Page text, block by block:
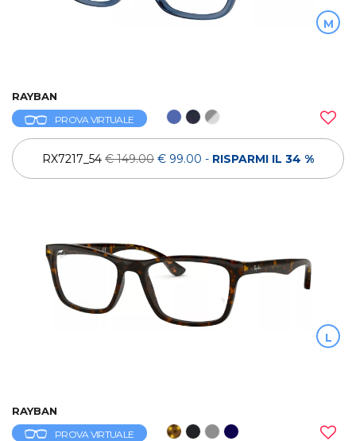
M
RAYBAN
PROVA VIRTUALE
RX7217_54 € 149.00 € 99.00 - RISPARMI IL 34 %
L
RAYBAN
PROVA VIRTUALE